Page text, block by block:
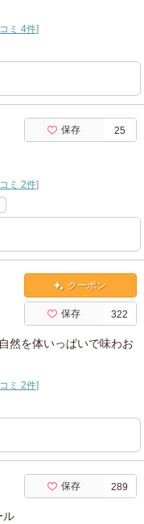
ミ 4件]
保存 25
ミ 2件]
クーポン
保存 322
然を体いっぱいで味わお
ミ 2件]
保存 289
ル